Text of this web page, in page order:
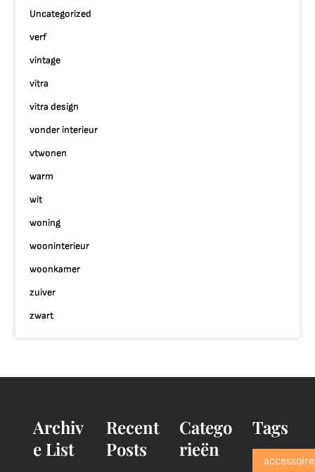
Uncategorized
verf
vintage
vitra
vitra design
vonder interieur
vtwonen
warm
wit
woning
wooninterieur
woonkamer
zuiver
zwart
Archiv
e List
Recent
Posts
Catego
rieën
Tags